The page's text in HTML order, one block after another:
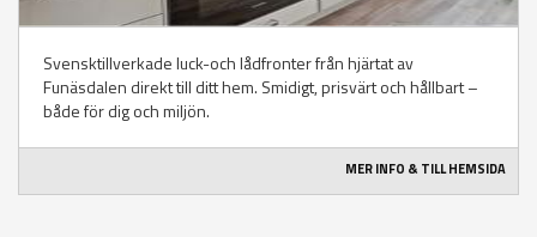
Svensktillverkade luck-och lådfronter från hjärtat av
Funäsdalen direkt till ditt hem. Smidigt, prisvärt och hållbart –
både för dig och miljön.
MER INFO & TILL HEMSIDA